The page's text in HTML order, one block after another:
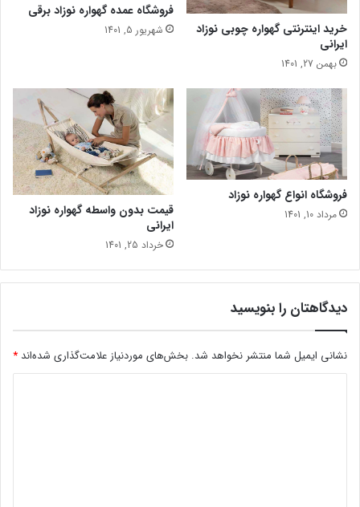
خرید اینترنتی گهواره چوبی نوزاد
ایرانی
بهمن 27, 1401
فروشگاه عمده گهواره نوزاد برقی
شهریور 5, 1401
فروشگاه انواع گهواره نوزاد
مرداد 10, 1401
قیمت بدون واسطه گهواره نوزاد
ایرانی
خرداد 25, 1401
دیدگاهتان را بنویسید
نشانی ایمیل شما منتشر نخواهد شد. بخش‌های موردنیاز علامت‌گذاری شده‌اند *